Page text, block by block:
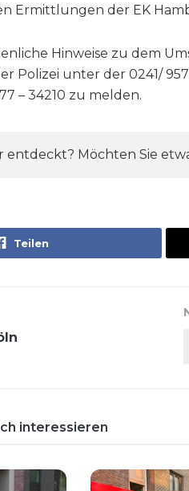
Ermittlungen der EK
Hinweise zu dem
Polizei unter der 0241/
– 34210 zu melden.
entdeckt? Möchten Sie
Teilen
interessieren